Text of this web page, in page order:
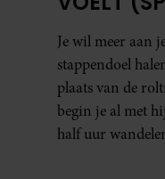
NIET AAN
Je wil meer aan
stappendoel
plaats van de
begin je al met
half uur